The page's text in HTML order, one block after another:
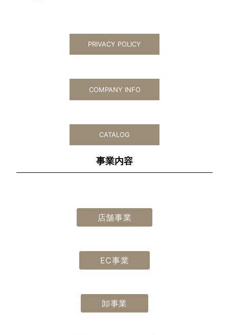
PRIVACY POLICY
COMPANY INFO
CATALOG
事業内容
店舗事業
EC事業
卸事業